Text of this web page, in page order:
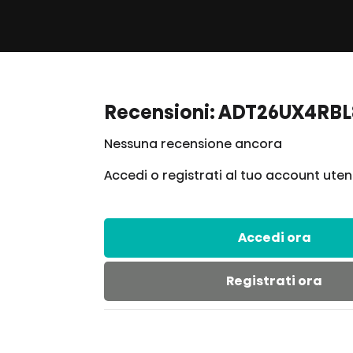
Recensioni:
Nessuna recensione ancora
Accedi o registrati al tuo account
Accedi ora
Registrati ora